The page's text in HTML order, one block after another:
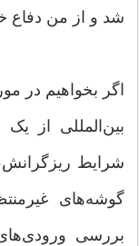
شد و از من دفاع
اگر بخواهیم در
بین‌المللی از
شرایط
گوشه‌های
بررسی